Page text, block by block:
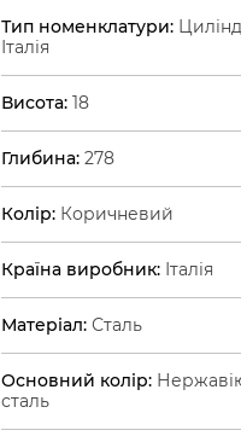
Тип номенклатури:
Італія
Висота: 18
Глибина: 278
Колір: Коричневий
Країна виробник: Італія
Матеріал: Сталь
Основний колір:
сталь